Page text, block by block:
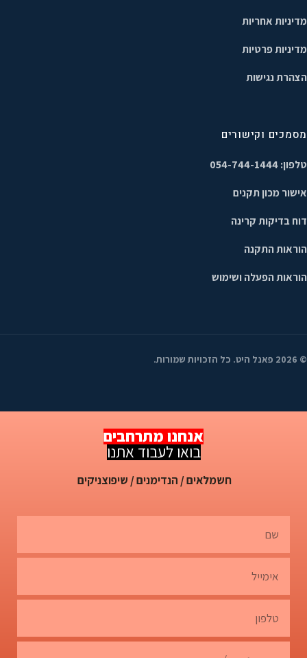
מדיניות אחריות
מדיניות פרטיות
הצהרת נגישות
מסמכים וקישורים
טלפון: 054-744-1444
אישור מכון תקנים
דוח בדיקות קרינה
הוראות התקנה
הוראות הפעלה ושימוש
©
2026 פאנל היט. כל הזכויות שמורות.
אנחנו מתרחבים
בואו לעבוד אתנו
חשמלאים / הנדימנים / שיפוצניקים